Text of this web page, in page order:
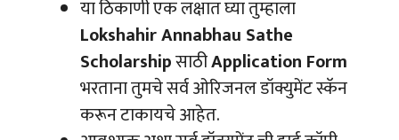
या ठिकाणी एक लक्षात घ्या तुम्हाला
Lokshahir Annabhau Sathe
ScholarshipसाठीApplication Form
भरताना तुमचे सर्व ओरिजनल डॉक्युमेंट स्कॅन
करून टाकायचे आहेत.